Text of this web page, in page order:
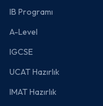
IB Programı
A-Level
IGCSE
UCAT Hazırlık
IMAT Hazırlık